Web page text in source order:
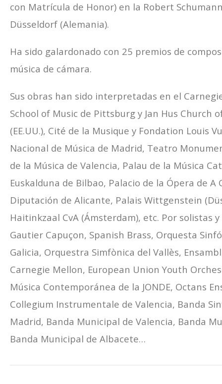
con Matrícula de Honor) en la Robert
Düsseldorf (Alemania).
Ha sido galardonado con 25 premios de
música de cámara.
Sus obras han sido interpretadas en el
School of Music de Pittsburg y Jan Hus Church
(EE.UU.), Cité de la Musique y Fondation Louis
Nacional de Música de Madrid, Teatro
de la Música de Valencia, Palau de la Música
Euskalduna de Bilbao, Palacio de la Ópera de
Diputación de Alicante, Palais Wittgenstein
Haitinkzaal CvA (Ámsterdam), etc. Por solistas
Gautier Capuçon, Spanish Brass, Orquesta
Galicia, Orquestra Simfònica del Vallès,
Carnegie Mellon, European Union Youth
Música Contemporánea de la JONDE, Octans
Collegium Instrumentale de Valencia, Banda
Madrid, Banda Municipal de Valencia, Banda
Banda Municipal de Albacete…